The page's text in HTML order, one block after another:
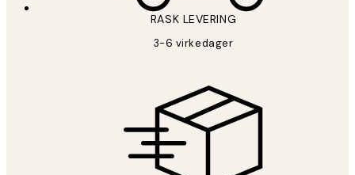
RASK LEVERING
3-6 virkedager